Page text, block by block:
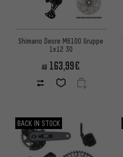
Shimano Deore M6100 Gruppe
1x12 30
AB 163,99€
BACK IN STOCK